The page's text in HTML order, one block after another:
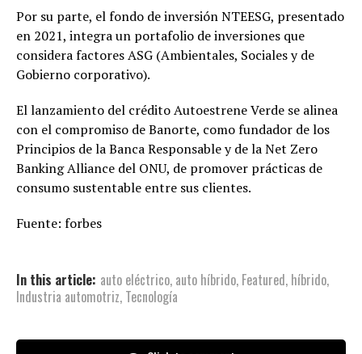
Por su parte, el fondo de inversión NTEESG, presentado
en 2021, integra un portafolio de inversiones que
considera factores ASG (Ambientales, Sociales y de
Gobierno corporativo).
El lanzamiento del crédito Autoestrene Verde se alinea
con el compromiso de Banorte, como fundador de los
Principios de la Banca Responsable y de la Net Zero
Banking Alliance del ONU, de promover prácticas de
consumo sustentable entre sus clientes.
Fuente: forbes
In this article: auto eléctrico, auto híbrido, Featured, híbrido,
Industria automotriz, Tecnología